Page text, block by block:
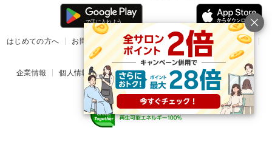
はじめての方へ お問い合わせ ヘルプ リリース情報
利用規約
掲載ご希望のサロン様
企業情報 個人情報保護方針 楽天のサービス一覧 アプリ一覧
© Rakuten Group, Inc.